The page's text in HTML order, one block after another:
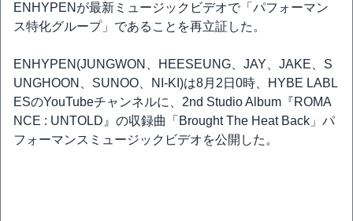
ENHYPENが最新ミュージックビデオで「パフォーマン
ス特化グループ」であることを再立証した。
ENHYPEN(JUNGWON、HEESEUNG、JAY、JAKE、S
UNGHOON、SUNOO、NI-KI)は8月2日0時、HYBE LABL
ESのYouTubeチャンネルに、2nd Studio Album『ROMA
NCE : UNTOLD』の収録曲「Brought The Heat Back」パ
フォーマンスミュージックビデオを公開した。